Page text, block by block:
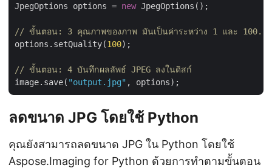
JpegOptions options = new JpegOptions();
// ขั้นตอน: 3 คุณภาพของภาพ มันเป็นค่าระหว่าง 1 และ 100.
options.setQuality(100);
// ขั้นตอน: 4 บันทึกผลลัพธ์ JPEG ลงในดิสก์
image.save( "output.jpg"
ลดขนาด JPG โดยใช้ Python
คุณยังสามารถลดขนาด JPG ใน Python โดยใช้
Aspose.Imaging for Python ด้วยการทำตามขั้นตอน